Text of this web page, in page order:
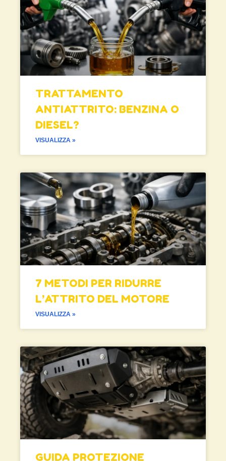
TRATTAMENTO
ANTIATTRITO: BENZINA O
DIESEL?
VISUALIZZA »
7 METODI PER RIDURRE
L’ATTRITO DEL MOTORE
VISUALIZZA »
GUIDA PROTEZIONE